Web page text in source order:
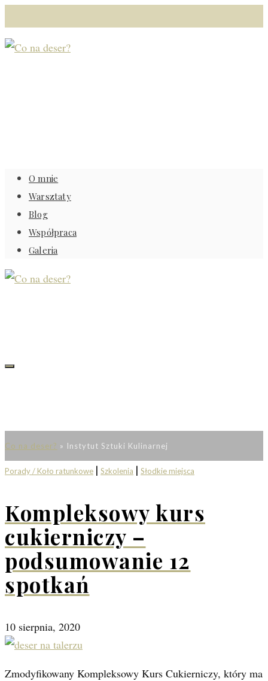
O mnie
Warsztaty
Blog
Współpraca
Galeria
Co na deser? » Instytut Sztuki Kulinarnej
Porady / Koło ratunkowe | Szkolenia | Słodkie miejsca
Kompleksowy kurs
cukierniczy –
podsumowanie 12
spotkań
10 sierpnia, 2020
Zmodyfikowany Kompleksowy Kurs Cukierniczy, który ma